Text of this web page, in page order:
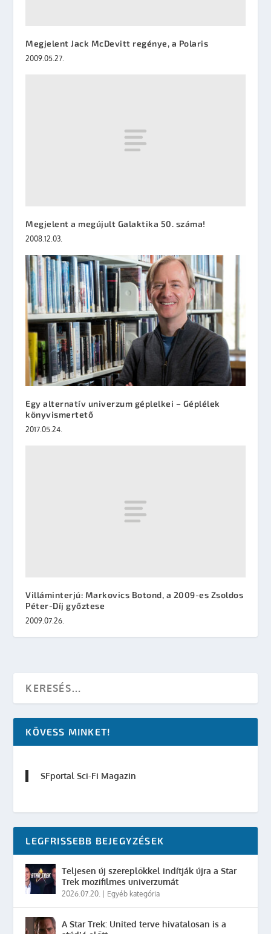
Megjelent Jack McDevitt regénye, a Polaris
2009.05.27.
Megjelent a megújult Galaktika 50. száma!
2008.12.03.
Egy alternatív univerzum géplelkei – Géplélek
könyvismertető
2017.05.24.
Villáminterjú: Markovics Botond, a 2009-es Zsoldos
Péter-Díj győztese
2009.07.26.
KÖVESS MINKET!
SFportal Sci-Fi Magazin
LEGFRISSEBB BEJEGYZÉSEK
Teljesen új szereplőkkel indítják újra a Star
Trek mozifilmes univerzumát
2026.07.20. Egyéb kategória
A Star Trek: United terve hivatalosan is a